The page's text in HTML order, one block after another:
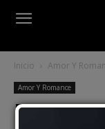
Inicio Amor Y
Amor Y Romance